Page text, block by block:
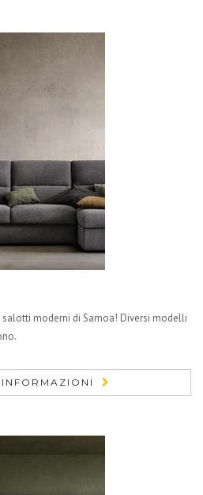
moderni di Samoa! Diversi modelli